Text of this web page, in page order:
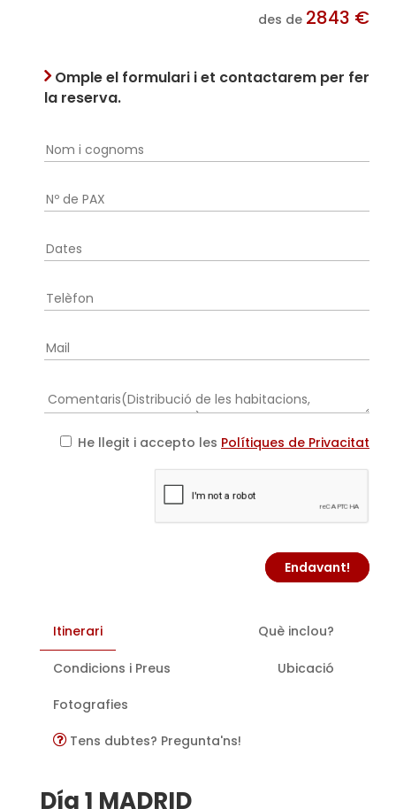
des de 2843 €
Omple el formulari i et contactarem per fer
la reserva.
He llegit i accepto les Polítiques de Privacitat
Endavant!
Itinerari Què inclou?
Condicions i Preus Ubicació
Fotografies
Tens dubtes? Pregunta'ns!
Día 1 MADRID